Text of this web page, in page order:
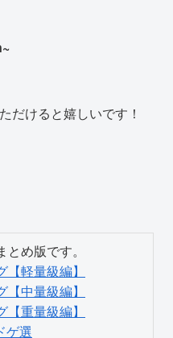
だけると嬉しいです！
軽量級編】
中量級編】
重量級編】
ゲ選